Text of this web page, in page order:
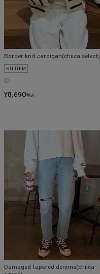
Border knit cardigan(chiica select)
HIT ITEM
¥8,690税込
Damaged tapered denims(chiica